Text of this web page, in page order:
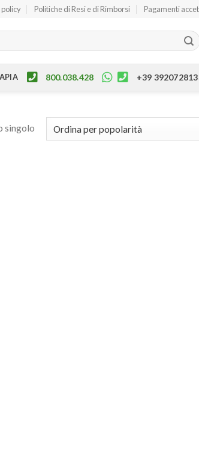
policy Politiche di Resi e di Rimborsi Pagamenti
800.038.428 +39
singolo